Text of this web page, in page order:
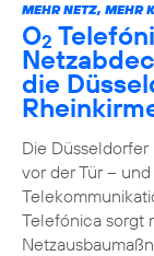
MEHR NETZ, MEHR
O2
die
Die
vor der Tür –
Telefónica sorgt